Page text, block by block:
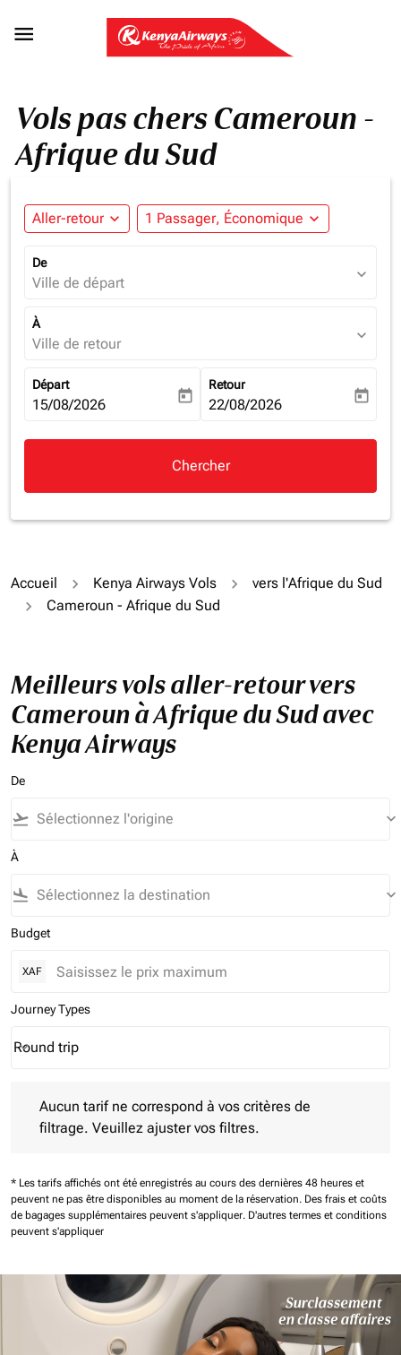

Vols pas chers Cameroun -
Afrique du Sud
Aller-retour expand_more 1 Passager, Économique expand_more
De
Ville de départ expand_more
À
Ville de retour expand_more
Départ
fc-booking-departure-date-aria-label
15/08/2026 today
Retour
fc-booking-return-date-aria-
22/08/2026 today
Chercher
Accueil Kenya Airways Vols
vers l'Afrique du Sud
Cameroun - Afrique du Sud
Meilleurs vols aller-retour vers
Cameroun à Afrique du Sud avec
Kenya Airways
De
flight_takeoff keyboard_arrow_down
À
flight_land keyboard_arrow_down
Budget
XAF
Journey Types
Journey Types option Round trip Selected
Round trip
keyboard_arrow_down
Aucun tarif ne correspond à vos critères de
filtrage. Veuillez ajuster vos filtres.
* Les tarifs affichés ont été enregistrés au cours des dernières 48 heures et
peuvent ne pas être disponibles au moment de la réservation. Des frais et coûts
de bagages supplémentaires peuvent s'appliquer. D'autres termes et conditions
peuvent s'appliquer